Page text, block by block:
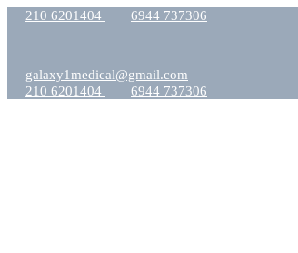
210 6201404
6944 737306
galaxy1medical@gmail.com
210 6201404
6944 737306